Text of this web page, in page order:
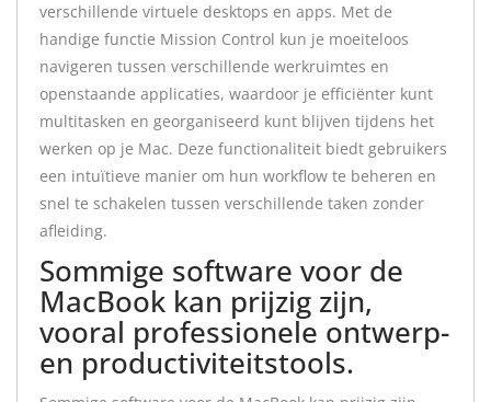
verschillende virtuele desktops en apps. Met de
handige functie Mission Control kun je moeiteloos
navigeren tussen verschillende werkruimtes en
openstaande applicaties, waardoor je efficiënter kunt
multitasken en georganiseerd kunt blijven tijdens het
werken op je Mac. Deze functionaliteit biedt gebruikers
een intuïtieve manier om hun workflow te beheren en
snel te schakelen tussen verschillende taken zonder
afleiding.
Sommige software voor de
MacBook kan prijzig zijn,
vooral professionele ontwerp-
en productiviteitstools.